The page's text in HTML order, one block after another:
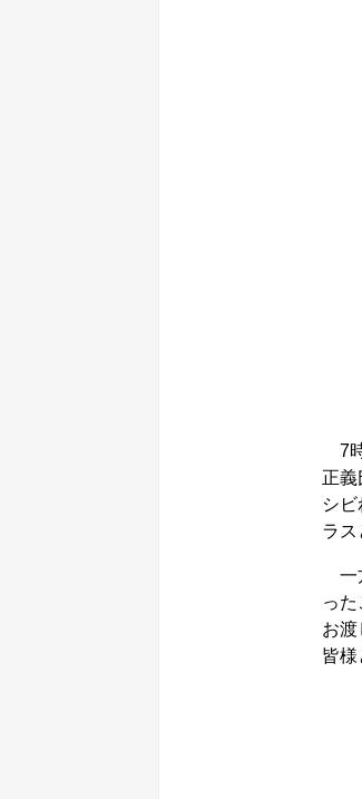
7
正義
シ
ラス
一
っ
お渡
皆様